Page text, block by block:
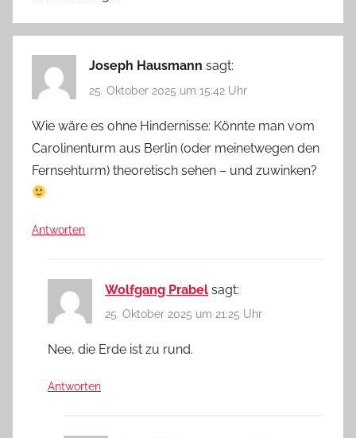
Joseph Hausmann sagt:
25. Oktober 2025 um 15:42 Uhr
Wie wäre es ohne Hindernisse: Könnte man vom
Carolinenturm aus Berlin (oder meinetwegen den
Fernsehturm) theoretisch sehen – und zuwinken?
Antworten
Wolfgang Prabel sagt:
25. Oktober 2025 um 21:25 Uhr
Nee, die Erde ist zu rund.
Antworten